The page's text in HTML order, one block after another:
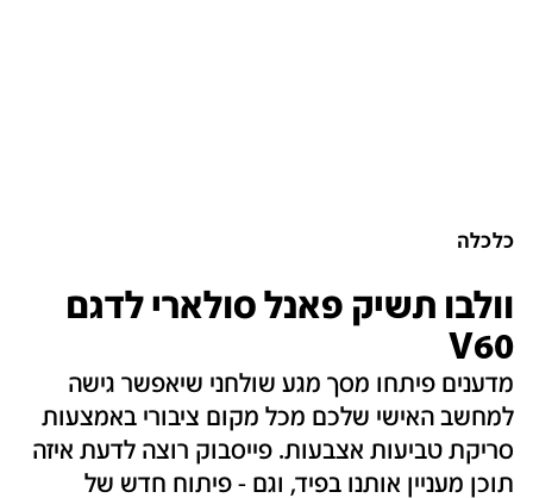
כלכלה
וולבו תשיק פאנל סולארי לדגם
V60
מדענים פיתחו מסך מגע שולחני שיאפשר גישה
למחשב האישי שלכם מכל מקום ציבורי באמצעות
סריקת טביעות אצבעות. פייסבוק רוצה לדעת איזה
תוכן מעניין אותנו בפיד, וגם - פיתוח חדש של